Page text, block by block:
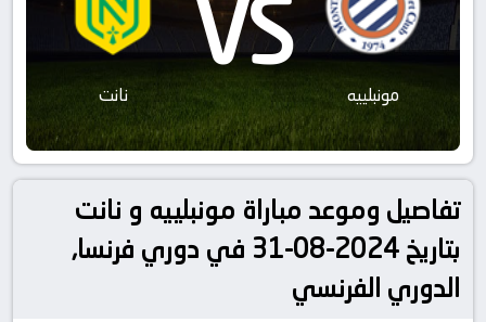
مونبلييه VS نانت
تفاصيل وموعد مباراة مونبلييه و نانت
بتاريخ 2024-08-31 في دوري فرنسا,
الدوري الفرنسي